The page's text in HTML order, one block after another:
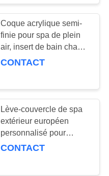
Coque acrylique semi-
finie pour spa de plein
air, insert de bain chaud
au feu de bois avec
CONTACT
Lève-couvercle de spa
extérieur européen
personnalisé pour
baignoire ronde avec
CONTACT